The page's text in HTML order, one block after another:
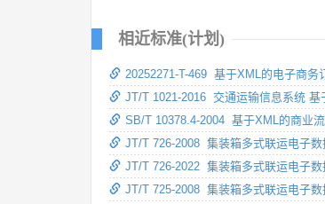
相近标准(计划)
20252271-T-469 基于XML的电子商务
JT/T 1021-2016 交通运输信息系统 基
SB/T 10378.4-2004 基于XML的商业
JT/T 726-2008 集装箱多式联运电子
JT/T 726-2022 集装箱多式联运电子
JT/T 725-2008 集装箱多式联运电子